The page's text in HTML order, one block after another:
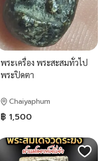
พระเครื่อง พระสะสมทั่วไป
พระปิดตา
Chaiyaphum
฿ 1,500